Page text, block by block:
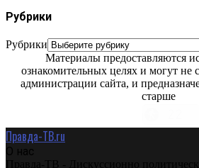
Рубрики
Рубрики
Материалы предоставляются
ознакомительных целях и могут не
администрации сайта, и
старше
Правда-ТВ.ru
О нас
Правда-ТВ - Дискуссионно